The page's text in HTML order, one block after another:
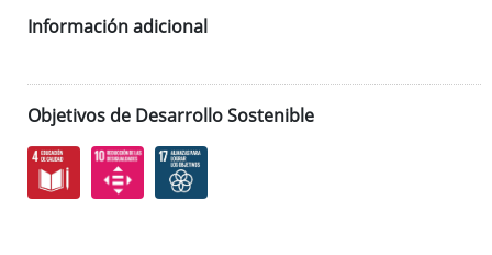
Información adicional
Objetivos de Desarrollo Sostenible